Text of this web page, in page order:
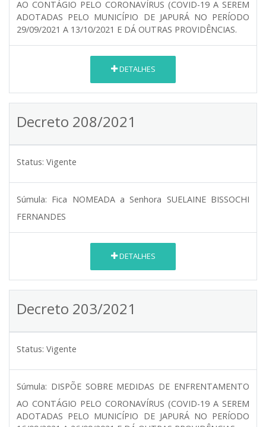
AO CONTÁGIO PELO CORONAVÍRUS (COVID-19 A SEREM
ADOTADAS PELO MUNICÍPIO DE JAPURÁ NO PERÍODO
29/09/2021 A 13/10/2021 E DÁ OUTRAS PROVIDÊNCIAS.
DETALHES
Decreto 208/2021
Status: Vigente
Súmula: Fica NOMEADA a Senhora SUELAINE BISSOCHI
FERNANDES
DETALHES
Decreto 203/2021
Status: Vigente
Súmula: DISPÕE SOBRE MEDIDAS DE ENFRENTAMENTO
AO CONTÁGIO PELO CORONAVÍRUS (COVID-19 A SEREM
ADOTADAS PELO MUNICÍPIO DE JAPURÁ NO PERÍODO